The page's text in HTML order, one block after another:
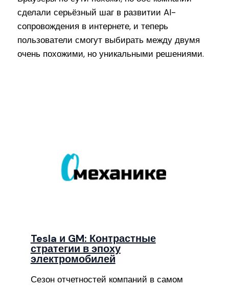
сделали серьёзный шаг в развитии AI-
сопровождения в интернете, и теперь
пользователи смогут выбирать между двумя
очень похожими, но уникальными решениями.
Tesla и GM: Контрастные
стратегии в эпоху
электромобилей
Сезон отчетностей компаний в самом